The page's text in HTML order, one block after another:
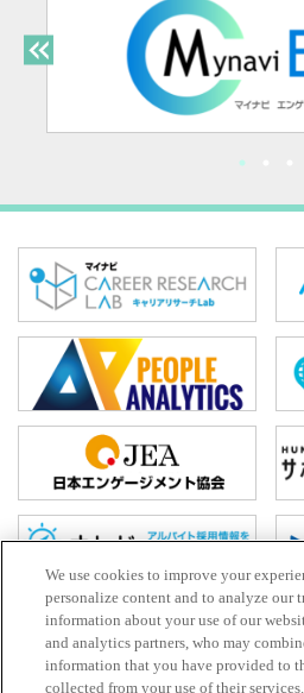
ホーム
お問い合わせ
We use cookies to improve your
personalize content and to analyze our
information about your use of our
and analytics partners, who may
information that you have provided to
collected from your use of their